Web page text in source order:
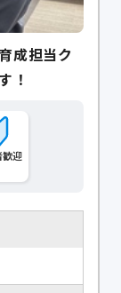
成担当ク
！
歓迎